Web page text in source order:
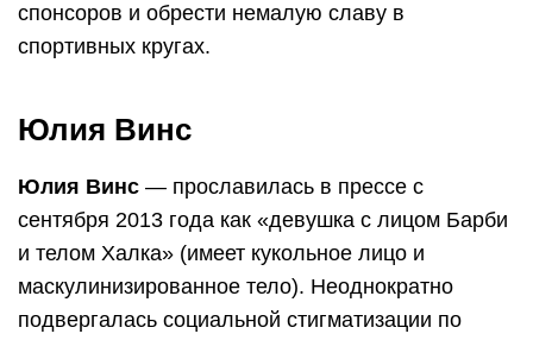
спонсоров и обрести немалую славу в
спортивных кругах.
Юлия Винс
Юлия Винс — прославилась в прессе с
сентября 2013 года как «девушка с лицом Барби
и телом Халка» (имеет кукольное лицо и
маскулинизированное тело). Неоднократно
подвергалась социальной стигматизации по